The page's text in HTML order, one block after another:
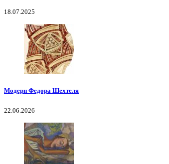
18.07.2025
Модерн Федора Шехтеля
22.06.2026